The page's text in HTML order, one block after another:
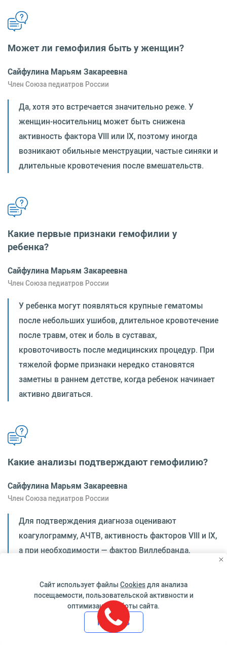
Может ли гемофилия быть у женщин?
Сайфулина Марьям Закареевна
Член Союза педиатров России
Да, хотя это встречается значительно реже. У
женщин-носительниц может быть снижена
активность фактора VIII или IX, поэтому иногда
возникают обильные менструации, частые синяки и
длительные кровотечения после вмешательств.
Какие первые признаки гемофилии у
ребенка?
Сайфулина Марьям Закареевна
Член Союза педиатров России
У ребенка могут появляться крупные гематомы
после небольших ушибов, длительное кровотечение
после травм, отек и боль в суставах,
кровоточивость после медицинских процедур. При
тяжелой форме признаки нередко становятся
заметны в раннем детстве, когда ребенок начинает
активно двигаться.
Какие анализы подтверждают гемофилию?
Сайфулина Марьям Закареевна
Член Союза педиатров России
Для подтверждения диагноза оценивают
коагулограмму, АЧТВ, активность факторов VIII и IX,
а при необходимости — фактор Виллебранда,
общего анализа крови недостаточно, потому что
количество тромбоцитов при гемофилии может
оставаться нормальным.
Сайт использует файлы Cookiesдля анализа
посещаемости, пользовательской активности и
оптимизации работы сайта.
Принять